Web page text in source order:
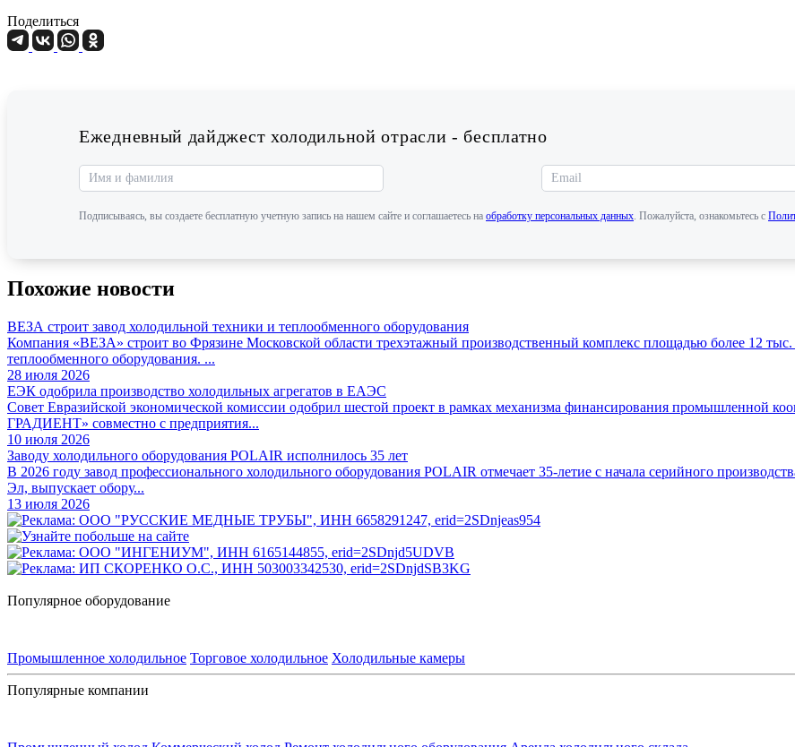
Поделиться
Ежедневный дайджест холодильной отрасли - бесплатно
Подписываясь, вы создаете бесплатную учетную запись на нашем сайте и соглашаетесь на обработку персональных данных. Пожалуйста, ознакомьтесь с
Похожие новости
ВЕЗА строит завод холодильной техники и теплообменного оборудования
Компания «ВЕЗА» строит во Фрязине Московской области трехэтажный производственный комплекс площадью более 12
теплообменного оборудования. ...
28 июля 2026
ЕЭК одобрила производство холодильных агрегатов в ЕАЭС
Совет Евразийской экономической комиссии одобрил шестой проект в рамках механизма финансирования
ГРАДИЕНТ» совместно с предприятия...
10 июля 2026
Заводу холодильного оборудования POLAIR исполнилось 35 лет
В 2026 году завод профессионального холодильного оборудования POLAIR отмечает 35-летие с начала серийного
Эл, выпускает обору...
13 июля 2026
Популярное оборудование
Промышленное холодильное Торговое холодильное Холодильные камеры
Популярные компании